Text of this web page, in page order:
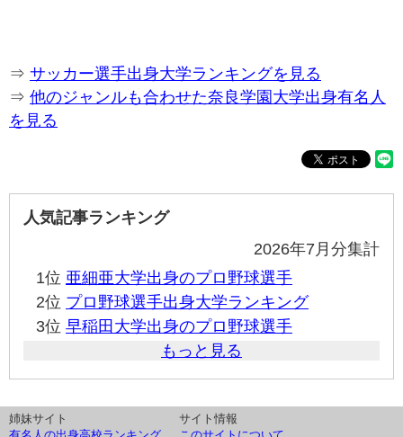
⇒ サッカー選手出身大学ランキングを見る
⇒ 他のジャンルも合わせた奈良学園大学出身有名人
を見る
人気記事ランキング
2026年7月分集計
1位 亜細亜大学出身のプロ野球選手
2位 プロ野球選手出身大学ランキング
3位 早稲田大学出身のプロ野球選手
もっと見る
姉妹サイト
サイト情報